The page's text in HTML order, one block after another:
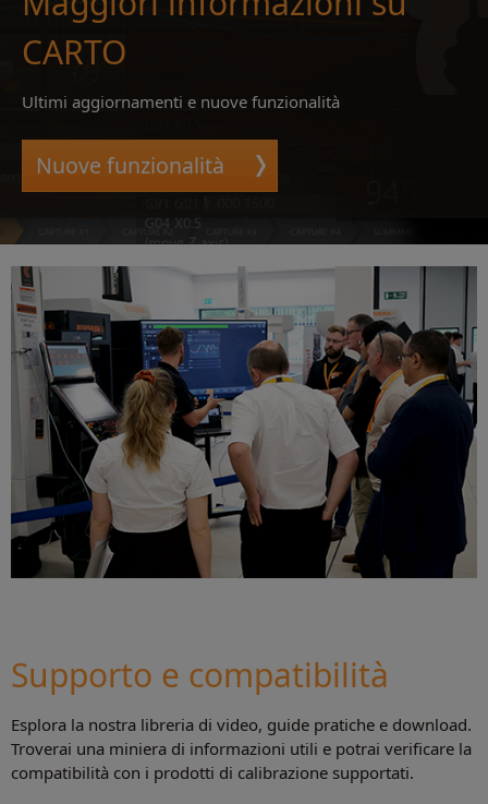
CARTO
Ultimi aggiornamenti e nuove funzionalità
Nuove funzionalità
Supporto e compatibilità
Esplora la nostra libreria di video, guide pratiche e download.
Troverai una miniera di informazioni utili e potrai verificare la
compatibilità con i prodotti di calibrazione supportati.